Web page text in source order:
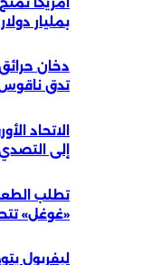
بمليار دولار
دخان
تدق
الاتحاد
إلى
تطلب
«غوغل»
ليفربول